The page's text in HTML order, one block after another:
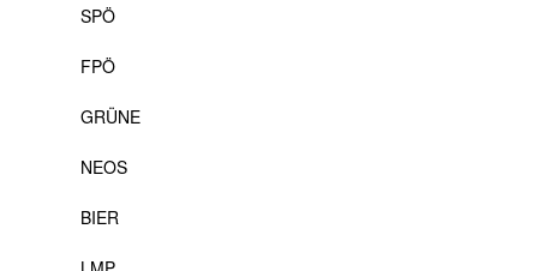
SPÖ
FPÖ
GRÜNE
NEOS
BIER